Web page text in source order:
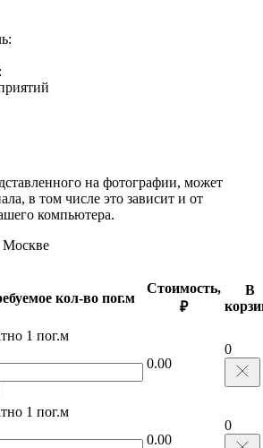
на фотографии, может
в том числе это зависит и от
компьютера.
Москве
кол-во пог.м
Стоимость,
₽
В
1 пог.м
0.00
0
1 пог.м
0.00
0